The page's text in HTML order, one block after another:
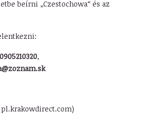
beírni „Czestochowa“ és az
,
pl.krakowdirect.com)